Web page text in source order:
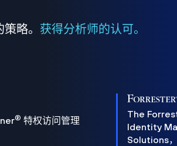
略。 获得分析师的认可。
® 特权访问管理
The
Identity
Solutions